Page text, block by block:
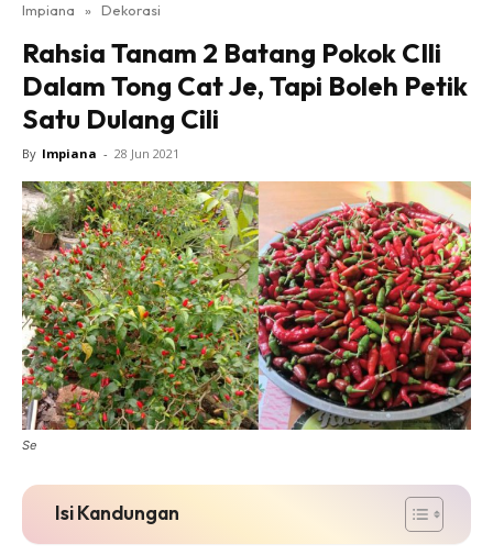
Ruang Makan
Ruang Tamu
Direktori
Interior Design
Landskap
DIY
Bilik Air
Bilik Tidur
Dapur
Ruang Makan
Make Over
Bilik Air
Bilik Tidur
Ruang Tamu
Impiana » Dekorasi
Rahsia Tanam 2 Batang Pokok CIli
Dalam Tong Cat Je, Tapi Boleh Petik
Satu Dulang Cili
By Impiana - 28 Jun 2021
Se
Isi Kandungan